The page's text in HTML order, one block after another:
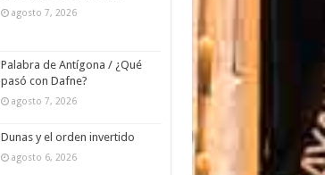
agosto 7, 2026
Palabra de Antígona / ¿Qué
pasó con Dafne?
agosto 7, 2026
Dunas y el orden invertido
agosto 6, 2026